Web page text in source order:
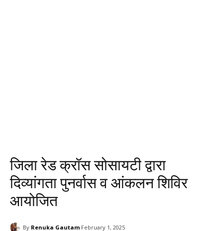
जिला रेड क्रॉस सोसायटी द्वारा
दिव्यांगता पुनर्वास व आंकलन शिविर
आयोजित
By Renuka Gautam February 1, 2025